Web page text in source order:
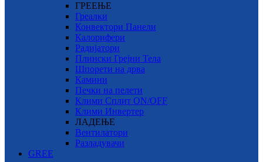
ГРЕЕЊЕ
Греалки
Конвектори Панели
Калорифери
Радијатори
Плински Грејни Тела
Шпорети на дрва
Камини
Печки на пелети
Клими Сплит ON/OFF
Клими Инвертер
ЛАДЕЊЕ
Вентилатори
Разладувачи
GREE